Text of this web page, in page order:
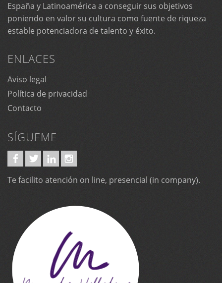
España y Latinoamérica a conseguir sus objetivos
poniendo en valor su cultura como fuente de riqueza
estable potenciadora de talento y éxito.
ENLACES
Aviso legal
Política de privacidad
Contacto
SÍGUEME
Te facilito atención on line, presencial (in company).